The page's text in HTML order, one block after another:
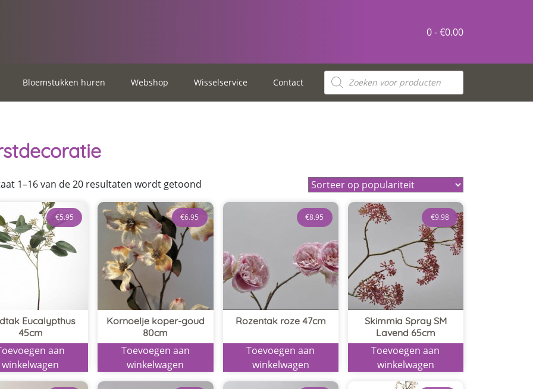
0 -€0.00
Bloemstukken huren Webshop Wisselservice Contact
Producten
zoeken
1–16 van de 20 resultaten wordt getoond
populariteit
Eucalypthus
45cm
€5.95
aan
winkelwagen
Kornoelje koper-goud
80cm
€6.95
Toevoegen aan
winkelwagen
Rozentak roze 47cm
€8.95
Toevoegen aan
winkelwagen
Skimmia Spray SM
Lavend 65cm
€9.98
Toevoegen aan
winkelwagen